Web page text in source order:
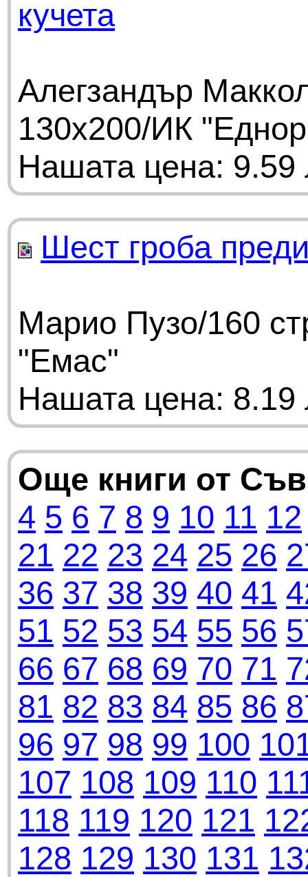
кучета
Алегзандър
130х200/ИК
Нашата цена: 9.59
Шест гроба
Марио Пузо/160
"Емас"
Нашата цена: 8.19
Още книги от
4 5 6 7 8 9 10 11 12
21 22 23 24 25 26
36 37 38 39 40 41
51 52 53 54 55 56
66 67 68 69 70 71
81 82 83 84 85 86
96 97 98 99 100
107 108 109 110
118 119 120 121
128 129 130 131